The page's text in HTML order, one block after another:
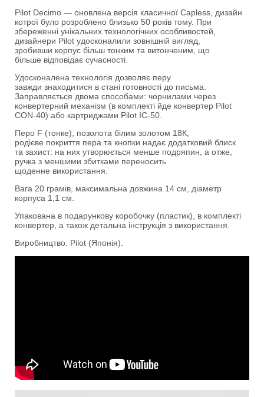
Pilot Decimo — оновлена версія класичної Capless, дизайн
котрої було розроблено близько 50 років тому. При
збереженні унікальних технологічних особливостей,
дизайнери Pilot удосконалили зовнішній вигляд,
зробивши корпус більш тонким та витонченим, що
більше відповідає сучасності.
Удосконалена технологія дозволяє перу
завжди знаходитися в стані готовності до письма.
Заправляється двома способами: чорнилами через
конвертерний механізм (в комплекті йде конвертер Pilot
CON-40) або картриджами Pilot IC-50.
Перо F (тонке), позолота білим золотом 18К,
родієве покриття пера та кнопки надає додатковий блиск
та захист: на них утворюється менше подряпин, а отже,
ручка з меншими збитками переносить
щоденне використання.
Вага 20 грамів, максимальна довжина 14 см, діаметр
корпуса 1,1 см.
Упакована в подарункову коробочку (пластик), в комплекті
конвертер, а також детальна інструкція з використання.
Виробництво: Pilot (Японія).